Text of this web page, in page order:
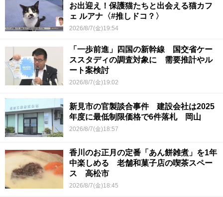
お出迎え！保護猫たちと出会える猫カフ
ェ ルアナ〈#推しドコ？〉
2026/8/7(金)19:54
「一歩前進」四国の新幹線 国交省ケー
ススタディの調査対象に 需要推計やル
ート案検討
2026/8/7(金)19:02
新見市の官製談合事件 建設会社は2025
年度に最低制限価格で6件落札 岡山
2026/8/7(金)18:57
香川のお正月の定番「あん餅雑煮」を1年
中楽しめる 老舗和菓子店の喫茶スペー
ス 高松市
2026/8/7(金)18:45